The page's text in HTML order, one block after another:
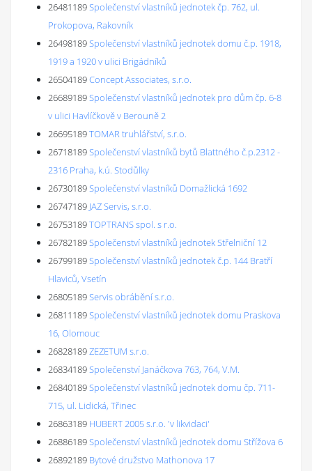
26481189Společenství vlastníků jednotek čp. 762, ul.
Prokopova, Rakovník
26498189Společenství vlastníků jednotek domu č.p. 1918,
1919 a 1920 v ulici Brigádníků
26504189Concept Associates, s.r.o.
26689189Společenství vlastníků jednotek pro dům čp. 6-8
v ulici Havlíčkově v Berouně 2
26695189TOMAR truhlářství, s.r.o.
26718189Společenství vlastníků bytů Blattného č.p.2312 -
2316 Praha, k.ú. Stodůlky
26730189Společenství vlastníků Domažlická 1692
26747189 JAZ Servis, s.r.o.
26753189TOPTRANS spol. s r.o.
26782189Společenství vlastníků jednotek Střelniční 12
26799189Společenství vlastníků jednotek č.p. 144 Bratří
Hlaviců, Vsetín
26805189Servis obrábění s.r.o.
26811189Společenství vlastníků jednotek domu Praskova
16, Olomouc
26828189ZEZETUM s.r.o.
26834189Společenství Janáčkova 763, 764, V.M.
26840189Společenství vlastníků jednotek domu čp. 711-
715, ul. Lidická, Třinec
26863189 HUBERT 2005 s.r.o. 'v likvidaci'
26886189Společenství vlastníků jednotek domu Střížova 6
26892189 Bytové družstvo Mathonova 17